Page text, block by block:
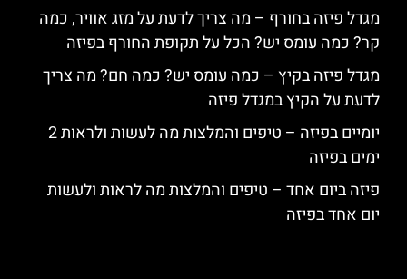
מגדל פיזה בחורף – מה צריך לדעת על מזג אוויר, כמה
קר? כמה עומס יש? הכל על תקופת החורף בפיזה
מגדל פיזה בקיץ – כמה עומס יש? כמה חם? מה צריך
לדעת על הקיץ במגדל פיזה
יומיים בפיזה – טיפים והמלצות מה לעשות ולראות 2
ימים בפיזה
פיזה ביום אחד – טיפים והמלצות מה לראות ולעשות
יום אחד בפיזה